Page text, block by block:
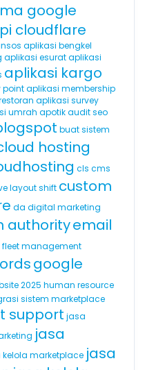
google
cloudflare
aplikasi bengkel
aplikasi esurataplikasi
aplikasi kargo
pointaplikasi membership
aplikasi survey
umrah apotikaudit seo
buat sistem
hosting
cls cms
layout shift custom
da digital marketing
authorityemail
fleet management
google
2025 human resource
sistem marketplace
support jasa
jasa
marketplace jasa